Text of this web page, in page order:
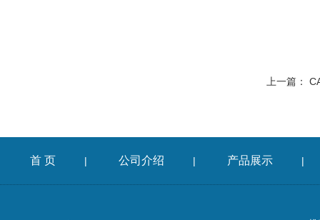
上一篇：
首 页 | 公司介绍 | 产品展示 |